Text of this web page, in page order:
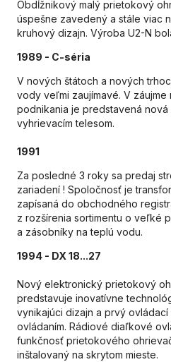
Obdĺžnikový malý prietokový
úspešne zavedený a stále viac
kruhový dizajn. Výroba U2-N
1989 - C-séria
V nových štátoch a nových
vody veľmi zaujímavé. V
podnikania je predstavená nová
vyhrievacím telesom.
1991
Za posledné 3 roky sa predaj
zariadení ! Spoločnosť je
zapísaná do obchodného
z rozšírenia sortimentu o veľké
a zásobníky na teplú vodu.
1994 - DX 18...27
Nový elektronický prietokový
predstavuje inovatívne
vynikajúci dizajn a prvý
ovládaním. Rádiové diaľkové
funkčnosť prietokového
inštalovaný na skrytom mieste.